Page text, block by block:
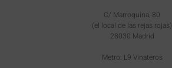
C/ Marroquina, 80
(el local de las rejas rojas)
28030 Madrid
Metro: L9 Vinateros